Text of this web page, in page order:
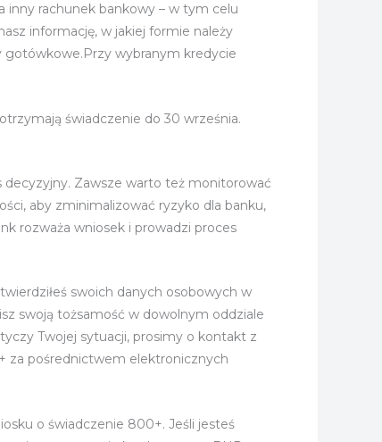
inny rachunek bankowy – w tym celu
informację, w jakiej formie należy
gotówkowe.Przy wybranym kredycie
świadczenie do 30 września.
decyzyjny. Zawsze warto też monitorować
aby zminimalizować ryzyko dla banku,
rozważa wniosek i prowadzi proces
swoich danych osobowych w
swoją tożsamość w dowolnym oddziale
Twojej sytuacji, prosimy o kontakt z
za pośrednictwem elektronicznych
o świadczenie 800+. Jeśli jesteś